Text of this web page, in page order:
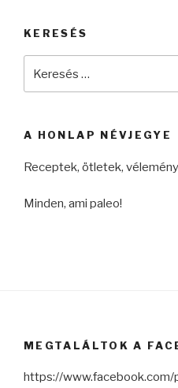
KERESÉS
A HONLAP NÉVJEGYE
Receptek, ötletek,
Minden, ami paleo!
MEGTALÁLTOK A
https://www.facebook.com/